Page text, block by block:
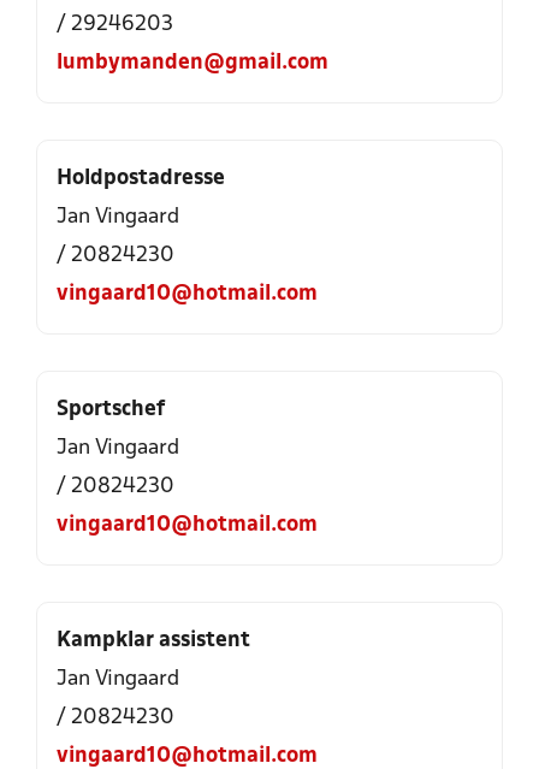
/ 29246203
lumbymanden@gmail.com
Holdpostadresse
Jan Vingaard
/ 20824230
vingaard10@hotmail.com
Sportschef
Jan Vingaard
/ 20824230
vingaard10@hotmail.com
Kampklar assistent
Jan Vingaard
/ 20824230
vingaard10@hotmail.com